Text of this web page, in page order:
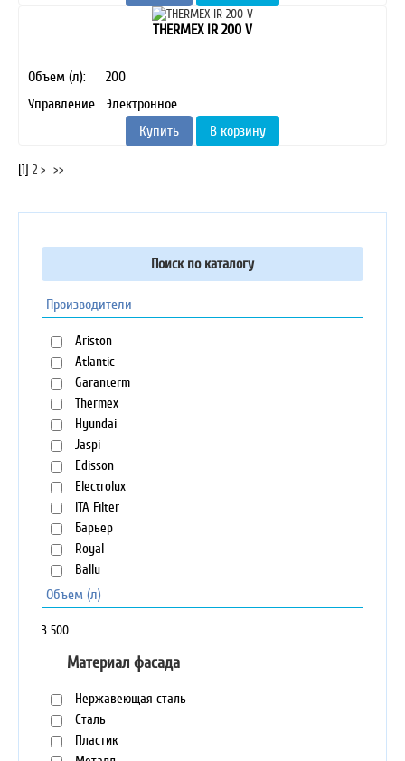
THERMEX IR 200 V
Объем (л):
200
Управление
Электронное
Купить
В корзину
1 2 > >>
Поиск по каталогу
Производители
Ariston
Atlantic
Garanterm
Thermex
Hyundai
Jaspi
Edisson
Electrolux
ITA Filter
Барьер
Royal
Ballu
Объем (л)
3 500
Материал фасада
Нержавеющая сталь
Сталь
Пластик